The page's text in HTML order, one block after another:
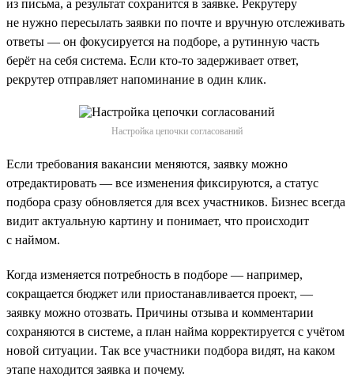
из письма, а результат сохранится в заявке. Рекрутеру
не нужно пересылать заявки по почте и вручную отслеживать
ответы — он фокусируется на подборе, а рутинную часть
берёт на себя система. Если кто-то задерживает ответ,
рекрутер отправляет напоминание в один клик.
Настройка цепочки согласований
Если требования вакансии меняются, заявку можно
отредактировать — все изменения фиксируются, а статус
подбора сразу обновляется для всех участников. Бизнес всегда
видит актуальную картину и понимает, что происходит
с наймом.
Когда изменяется потребность в подборе — например,
сокращается бюджет или приостанавливается проект, —
заявку можно отозвать. Причины отзыва и комментарии
сохраняются в системе, а план найма корректируется с учётом
новой ситуации. Так все участники подбора видят, на каком
этапе находится заявка и почему.